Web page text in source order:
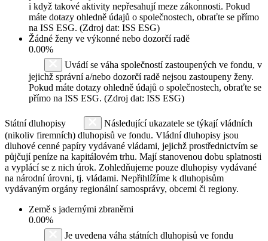
i když takové aktivity nepřesahují meze zákonnosti. Pokud
máte dotazy ohledně údajů o společnostech, obraťte se přímo
na ISS ESG. (Zdroj dat: ISS ESG)
Žádné ženy ve výkonné nebo dozorčí radě
0.00%
Uvádí se váha společností zastoupených ve fondu, v
jejichž správní a/nebo dozorčí radě nejsou zastoupeny ženy.
Pokud máte dotazy ohledně údajů o společnostech, obraťte se
přímo na ISS ESG. (Zdroj dat: ISS ESG)
Státní dluhopisy
Následující ukazatele se týkají vládních
(nikoliv firemních) dluhopisů ve fondu. Vládní dluhopisy jsou
dluhové cenné papíry vydávané vládami, jejichž prostřednictvím se
půjčují peníze na kapitálovém trhu. Mají stanovenou dobu splatnosti
a vyplácí se z nich úrok. Zohledňujeme pouze dluhopisy vydávané
na národní úrovni, tj. vládami. Nepřihlížíme k dluhopisům
vydávaným orgány regionální samosprávy, obcemi či regiony.
Země s jadernými zbraněmi
0.00%
Je uvedena váha státních dluhopisů ve fondu